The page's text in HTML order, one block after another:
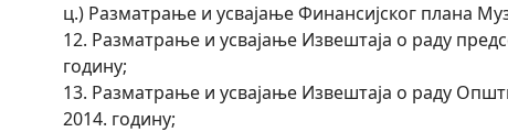
ц.) Разматрање и усвајање Финансијског плана
12. Разматрање и усвајање Извештаја о раду
годину;
13. Разматрање и усвајање Извештаја о раду
2014. годину;